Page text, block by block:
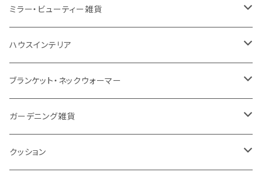
EVA
防水
ナイロン
コーヒー配合タンブラー
カスタムデザインタンブラー
プラスチック
陶器
磁器マグ・湯呑
カスタムデザイン
ドリンク用品
保存容器
キッチンツール
ペンケース
メモ
ノート
付箋
トレイ
ラジオ・スピーカー
ハンディライト
デスクライト
付属ライト
ランタン
チャージャー
充電器
モバイルスタンド
モバイルリング
アクセサリー・スマホケース
ミラー・ビューティー雑貨
折りたたみ式ミラー
スライド式ミラー
ケース付きミラー
手持ちミラー
ハウスインテリア
ピクチャーボード、ポスター
フォトフレーム、スタンド
キーホルダー
ブランケット・ネックウォーマー
ブランケット
ネックウォーマー
ガーデニング雑貨
F.O.B COOP
クッション